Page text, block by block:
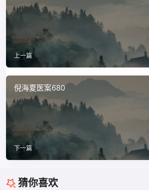
上一篇
倪海夏医案680
下一篇
猜你喜欢